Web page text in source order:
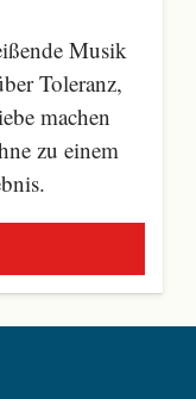
Musik
Toleranz,
machen
zu einem